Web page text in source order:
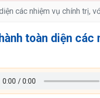
các nhiệm vụ chính trị,
toàn diện các